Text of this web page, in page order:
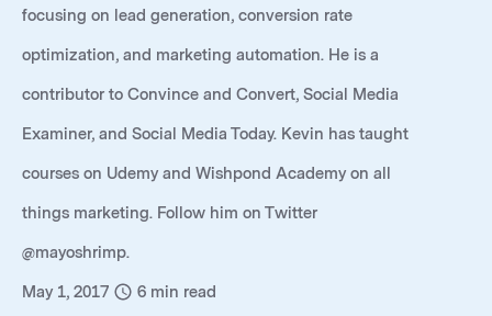
focusing on lead generation, conversion rate
optimization, and marketing automation. He is a
contributor to Convince and Convert, Social Media
Examiner, and Social Media Today. Kevin has taught
courses on Udemy and Wishpond Academy on all
things marketing. Follow him on Twitter
@mayoshrimp.
May 1, 2017 6 min read